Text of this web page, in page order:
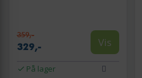
359,-
329,- Vis
På lager